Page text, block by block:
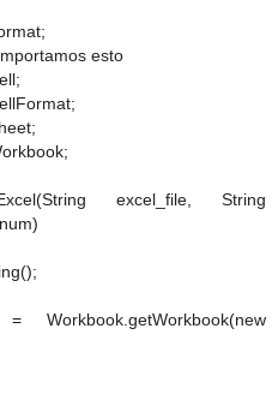
esto
excel_file, String
Workbook.getWorkbook(new